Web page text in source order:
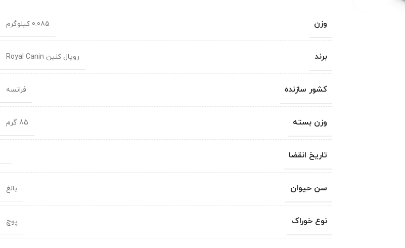
وزن 0.085 کیلوگرم
برند رویال کنین Royal Canin
کشور سازنده فرانسه
وزن بسته 85 گرم
تاریخ انقضا
سن حیوان بالغ
نوع خوراک پوچ